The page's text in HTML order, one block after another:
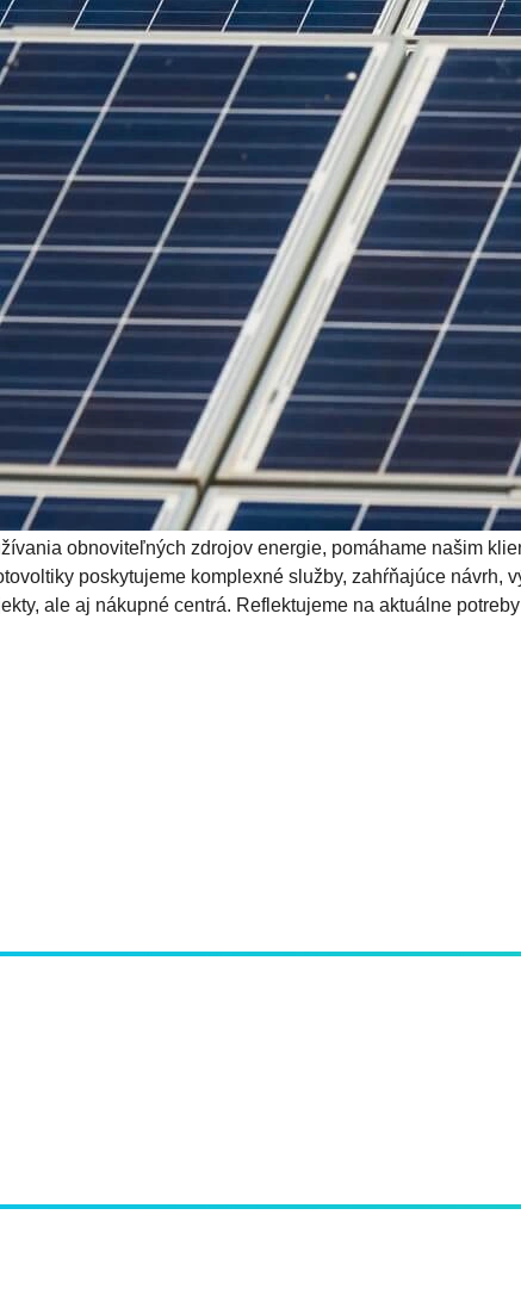
obnoviteľných zdrojov energie, pomáhame našim
poskytujeme komplexné služby, zahŕňajúce návrh,
ale aj nákupné centrá. Reflektujeme na aktuálne